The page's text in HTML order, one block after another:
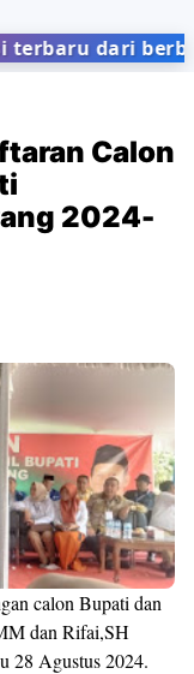
berbagai
Calon
2024-
calon Bupati dan
dan Rifai,SH
28 Agustus 2024.